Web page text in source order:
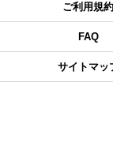
ご利用規約
FAQ
サイトマッ